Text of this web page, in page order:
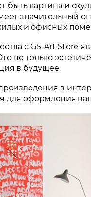
быть картина и
значительный
и офисных
с GS-Art Store
не только
в будущее.
в
для оформления